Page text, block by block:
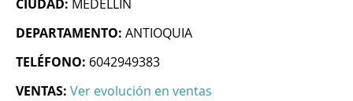
CIUDAD: MEDELLIN
DEPARTAMENTO: ANTIOQUIA
TELÉFONO: 6042949383
VENTAS: Ver evolución en ventas